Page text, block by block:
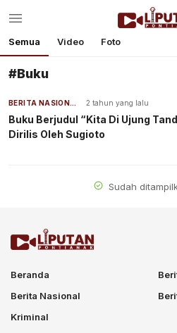
Semua Video Foto
#Buku
BERITA NASIONAL 2 tahun yang lalu
Buku Berjudul “Kita Di Ujung
Dirilis Oleh Sugioto
Sudah
Beranda
Berita Nasional
Kriminal